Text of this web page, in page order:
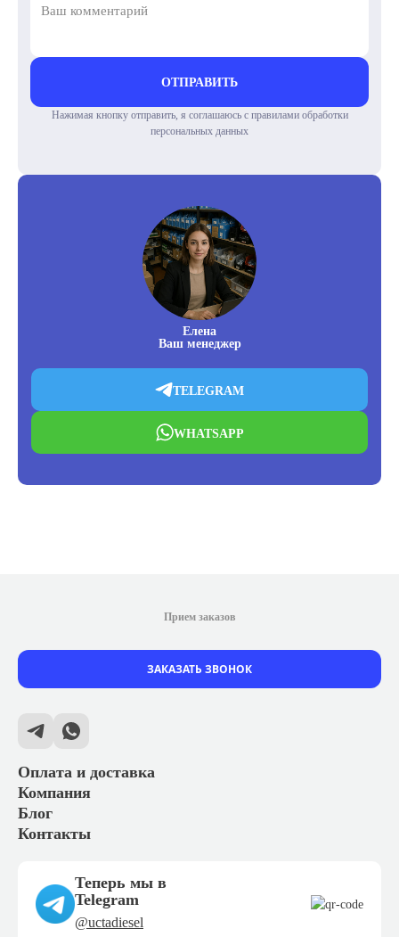
ОТПРАВИТЬ
Нажимая кнопку отправить, я соглашаюсь с правилами обработки
персональных данных
Елена
Ваш менеджер
TELEGRAM
WHATSAPP
Оплата и доставка
Компания
Блог
Контакты
Прием заказов
ЗАКАЗАТЬ ЗВОНОК
Теперь мы в
Telegram
@uctadiesel